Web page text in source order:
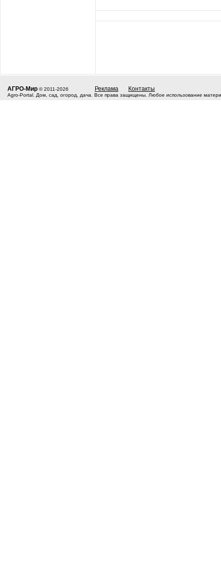
АГРО-Мир © 2011-2026 Реклама Контакты
Agro-Portal. Дом, сад, огород, дача. Все права защищены. Любое использование